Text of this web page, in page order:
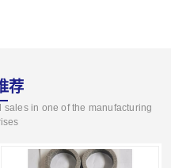
荐
in one of the manufacturing